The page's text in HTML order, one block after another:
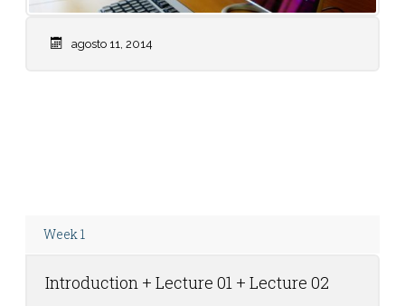
agosto 11, 2014
Week 1
Introduction + Lecture 01 + Lecture 02